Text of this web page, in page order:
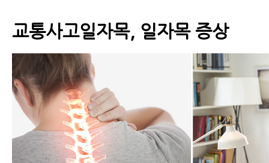
교통사고일자목, 일자목 증상